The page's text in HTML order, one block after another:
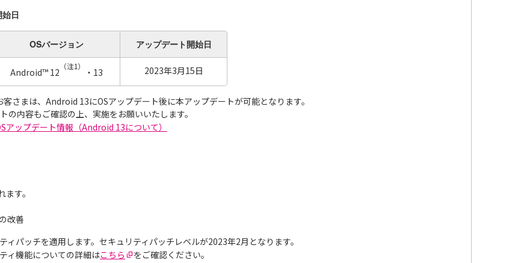
日
OSバージョン アップデート 開始日
Android™ 12
（注1）
・13 2023年3月15日
さまは、Android 13にOSアップデート後に本アップデートが可能となります。
の内容もご確認の上、実施をお願いいたします。
アップデート情報（Android 13について）
す。
改善
ィパッチを適用します。セキュリティパッチレベルが2023年2月となります。
ィ機能についての詳細はこちら
をご確認ください。